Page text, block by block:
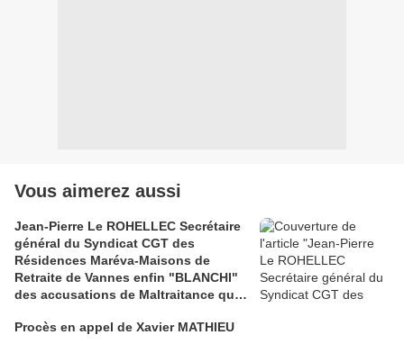
Vous aimerez aussi
Jean-Pierre Le ROHELLEC Secrétaire
général du Syndicat CGT des
Résidences Maréva-Maisons de
Retraite de Vannes enfin "BLANCHI"
des accusations de Maltraitance qui
Procès en appel de Xavier MATHIEU